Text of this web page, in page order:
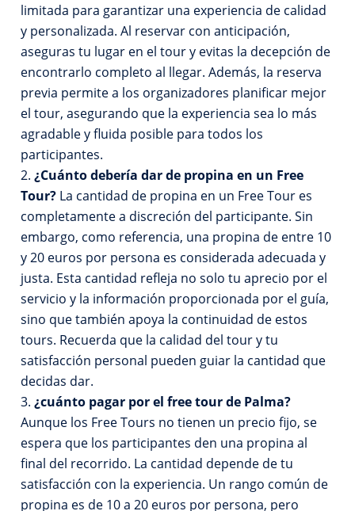
limitada para garantizar una experiencia de calidad
y personalizada. Al reservar con anticipación,
aseguras tu lugar en el tour y evitas la decepción de
encontrarlo completo al llegar. Además, la reserva
previa permite a los organizadores planificar mejor
el tour, asegurando que la experiencia sea lo más
agradable y fluida posible para todos los
participantes.
¿Cuánto debería dar de propina en un Free
Tour? La cantidad de propina en un Free Tour es
completamente a discreción del participante. Sin
embargo, como referencia, una propina de entre 10
y 20 euros por persona es considerada adecuada y
justa. Esta cantidad refleja no solo tu aprecio por el
servicio y la información proporcionada por el guía,
sino que también apoya la continuidad de estos
tours. Recuerda que la calidad del tour y tu
satisfacción personal pueden guiar la cantidad que
decidas dar.
¿cuánto pagar por el free tour de Palma?
Aunque los Free Tours no tienen un precio fijo, se
espera que los participantes den una propina al
final del recorrido. La cantidad depende de tu
satisfacción con la experiencia. Un rango común de
propina es de 10 a 20 euros por persona, pero